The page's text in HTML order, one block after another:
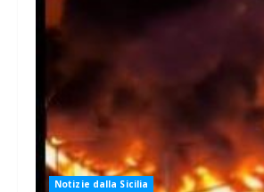
Notizie dalla Sicilia